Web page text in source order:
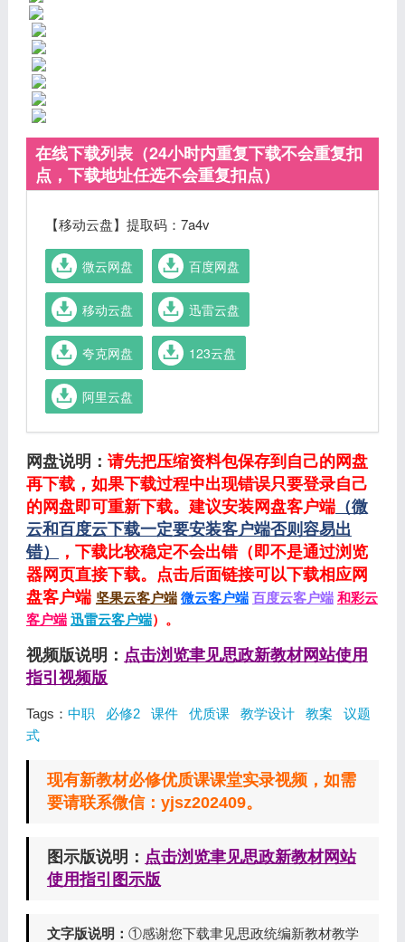
在线下载列表（24小时内重复下载不会重复扣
点，下载地址任选不会重复扣点）
【移动云盘】提取码：7a4v
微云网盘 百度网盘
移动云盘 迅雷云盘
夸克网盘 123云盘
阿里云盘
网盘说明： 请先把压缩资料包保存到自己的网盘
再下载，如果下载过程中出现错误只要登录自己
的网盘即可重新下载。建议安装网盘客户端（微
云和百度云下载一定要安装客户端否则容易出
错）
，下载比较稳定不会出错（即不是通过浏览
器网页直接下载。点击后面链接可以下载相应网
盘客户端 坚果云客户端 微云客户端 百度云客户端 和彩云
客户端 迅雷云客户端）。
视频版说明： 点击浏览聿见思政新教材网站使用
指引视频版
Tags： 中职 必修2 课件 优质课 教学设计 教案
议题
式
现有新教材必修优质课课堂实录视频，如需
要请联系微信：yjsz202409。
图示版说明： 点击浏览聿见思政新教材网站
使用指引图示版
文字版说明： ①感谢您下载聿见思政统编新教材教学